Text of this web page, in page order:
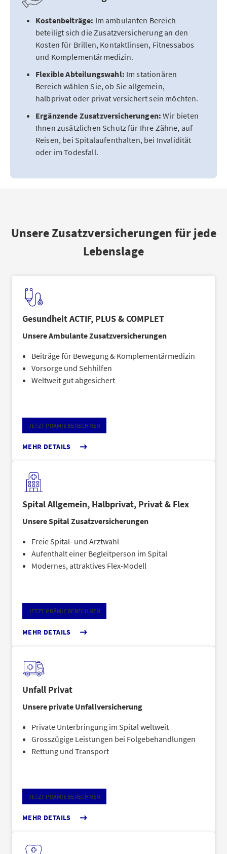
Kostenbeiträge: Im ambulanten Bereich
beteiligt sich die Zusatzversicherung an den
Kosten für Brillen, Kontaktlinsen, Fitnessabos
und Komplementärmedizin.
Flexible Abteilungswahl: Im stationären
Bereich wählen Sie, ob Sie allgemein,
halbprivat oder privat versichert sein möchten.
Ergänzende Zusatzversicherungen: Wir bieten
Ihnen zusätzlichen Schutz für Ihre Zähne, auf
Reisen, bei Spitalaufenthalten, bei Invalidität
oder im Todesfall.
Unsere Zusatzversicherungen für jede
Lebenslage
Gesundheit ACTIF, PLUS & COMPLET
Unsere Ambulante Zusatzversicherungen
Beiträge für Bewegung & Komplementärmedizin
Vorsorge und Sehhilfen
Weltweit gut abgesichert
JETZT PRÄMIE BERECHNEN
MEHR DETAILS
Spital Allgemein, Halbprivat, Privat & Flex
Unsere Spital Zusatzversicherungen
Freie Spital- und Arztwahl
Aufenthalt einer Begleitperson im Spital
Modernes, attraktives Flex-Modell
JETZT PRÄMIE BERECHNEN
MEHR DETAILS
Unfall Privat
Unsere private Unfallversicherung
Private Unterbringung im Spital weltweit
Grosszügige Leistungen bei Folgebehandlungen
Rettung und Transport
JETZT PRÄMIE BERECHNEN
MEHR DETAILS